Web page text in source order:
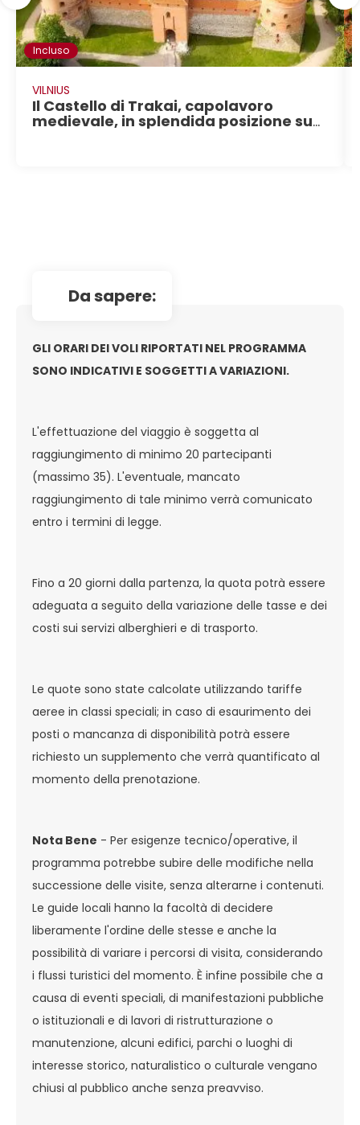
Incluso
VILNIUS
Il Castello di Trakai, capolavoro
medievale, in splendida posizione su
da sapere:
GLI ORARI DEI VOLI RIPORTATI NEL PROGRAMMA
SONO INDICATIVI E SOGGETTI A VARIAZIONI.
L'effettuazione del viaggio è soggetta al
raggiungimento di minimo 20 partecipanti
(massimo 35). L'eventuale, mancato
raggiungimento di tale minimo verrà comunicato
entro i termini di legge.
Fino a 20 giorni dalla partenza, la quota potrà essere
adeguata a seguito della variazione delle tasse e dei
costi sui servizi alberghieri e di trasporto.
Le quote sono state calcolate utilizzando tariffe
aeree in classi speciali; in caso di esaurimento dei
posti o mancanza di disponibilità potrà essere
richiesto un supplemento che verrà quantificato al
momento della prenotazione.
Nota Bene - Per esigenze tecnico/operative, il
programma potrebbe subire delle modifiche nella
successione delle visite, senza alterarne i contenuti.
Le guide locali hanno la facoltà di decidere
liberamente l'ordine delle stesse e anche la
possibilità di variare i percorsi di visita, considerando
i flussi turistici del momento. È infine possibile che a
causa di eventi speciali, di manifestazioni pubbliche
o istituzionali e di lavori di ristrutturazione o
manutenzione, alcuni edifici, parchi o luoghi di
interesse storico, naturalistico o culturale vengano
chiusi al pubblico anche senza preavviso.